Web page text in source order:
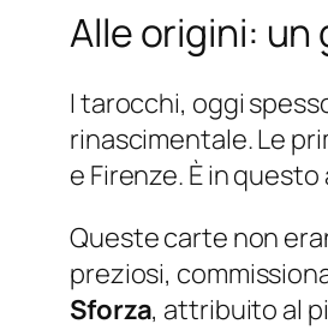
Alle origini:
I tarocchi, oggi
rinascimentale. Le
e Firenze. È in
Queste carte non
preziosi,
Sforza, attribuito al